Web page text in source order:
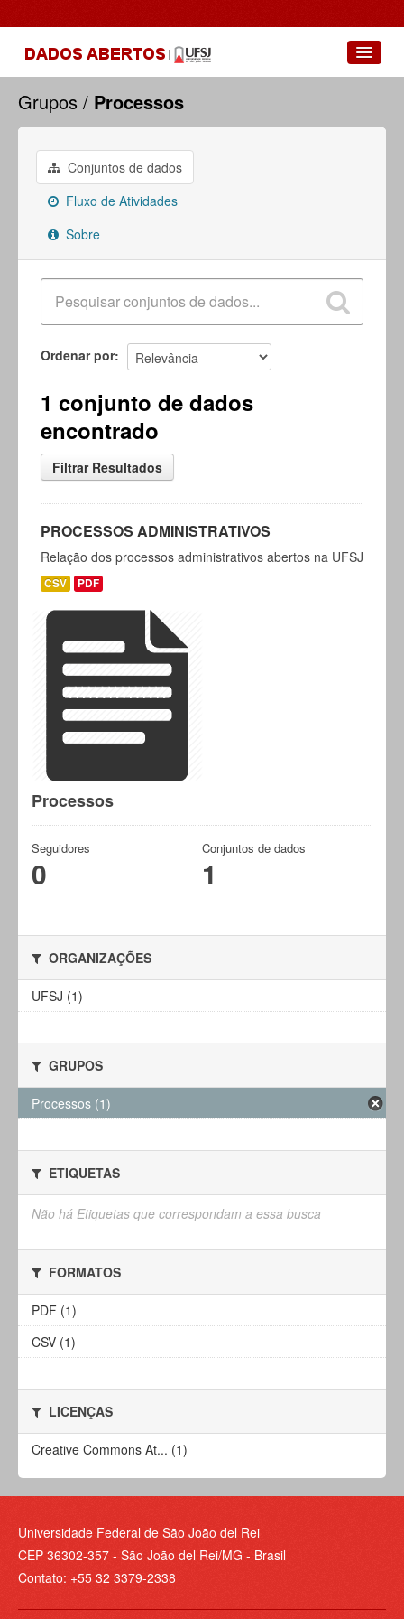
Conjuntos de dados
Grupos
Sobre
Grupos Processos
Conjuntos de dados
Fluxo de Atividades
Sobre
Ordenar por
1 conjunto de dados
encontrado
Filtrar Resultados
PROCESSOS ADMINISTRATIVOS
Relação dos processos administrativos abertos na UFSJ
CSV PDF
Processos
Seguidores
0
Conjuntos de dados
1
ORGANIZAÇÕES
UFSJ (1)
GRUPOS
Processos (1)
ETIQUETAS
Não há Etiquetas que correspondam a essa busca
FORMATOS
PDF (1)
CSV (1)
LICENÇAS
Creative Commons At... (1)
Universidade Federal de São João del Rei
CEP 36302-357 - São João del Rei/MG - Brasil
Contato: +55 32 3379-2338